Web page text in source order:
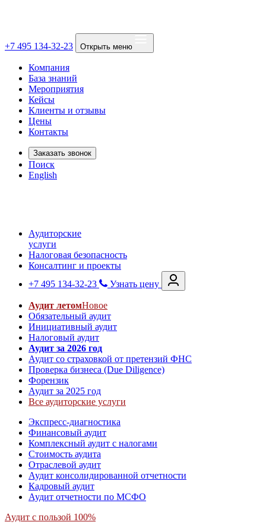
+7 495 134-32-23 Открыть меню
Компания
База знаний
Мероприятия
Кейсы
Клиенты и отзывы
Цены
Контакты
Заказать звонок
Поиск
English
Аудиторские
услуги
Налоговая безопасность
Консалтинг и проекты
+7 495 134-32-23
Узнать цену
Аудит летомНовое
Обязательный аудит
Инициативный аудит
Налоговый аудит
Аудит за 2026 год
Аудит со страховкой от претензий ФНС
Проверка бизнеса (Due Diligence)
Форензик
Аудит за 2025 год
Все аудиторские услуги
Экспресс-диагностика
Финансовый аудит
Комплексный аудит с налогами
Стоимость аудита
Отраслевой аудит
Аудит консолидированной отчетности
Кадровый аудит
Аудит отчетности по МСФО
Аудит с пользой 100%